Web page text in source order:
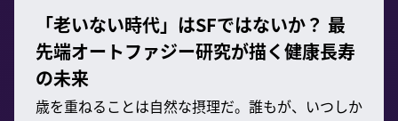
「老いない時代」はSFではないか？ 最
先端オートファジー研究が描く健康長寿
の未来
歳を重ねることは自然な摂理だ。誰もが、いつしか